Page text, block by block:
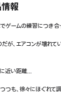
報
ゲームの練習につき合
が、エアコンが壊れ
に近い距離…
つも、徐々にほぐれて